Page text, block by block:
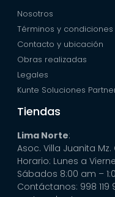
Nosotros
Términos y
Contacto y ubicación
Obras realizadas
Legales
Kunte Soluciones
Tiendas
Lima Norte:
Asoc. Villa Juanita Mz.
Horario: Lunes a
Sábados 8:00 am –
Contáctanos: 998 119